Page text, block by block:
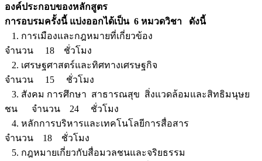
องค์ประกอบของหลักสูตร
การอบรมครั้งนี้ แบ่งออกได้เป็น 6 หมวดวิชา ดังนี้
1. การเมืองและกฎหมายที่เกี่ยวข้อง
จำนวน 18 ชั่วโมง
2. เศรษฐศาสตร์และทิศทางเศรษฐกิจ
จำนวน 15 ชั่วโมง
3. สังคม การศึกษา สาธารณสุข สิ่งแวดล้อมและสิทธิมนุษย
ชน จำนวน 24 ชั่วโมง
4. หลักการบริหารและเทคโนโลยีการสื่อสาร
จำนวน 18 ชั่วโมง
5. กฎหมายเกี่ยวกับสื่อมวลชนและจริยธรรม